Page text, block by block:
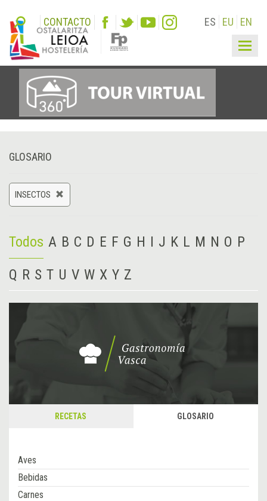
CONTACTO ES EU EN
GLOSARIO
INSECTOS
Todos A B C D E F G H I J K L M N O P
Q R S T U V W X Y Z
RECETAS GLOSARIO
Aves
Bebidas
Carnes